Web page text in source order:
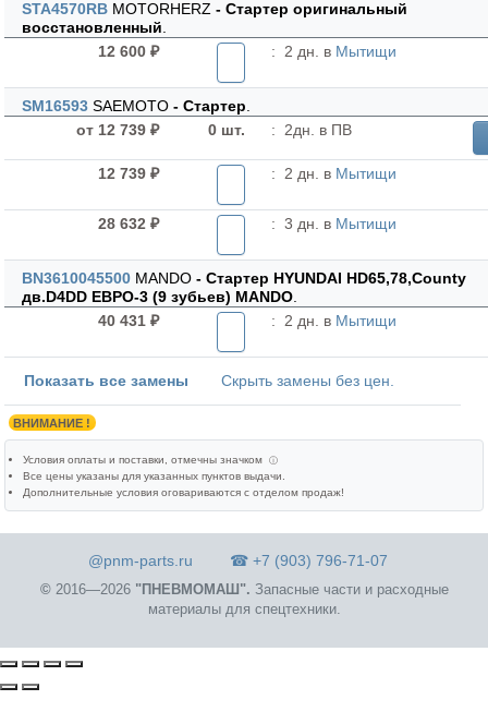
STA4570RB MOTORHERZ - Стартер оригинальный
восстановленный
12 600 ₽
: 2 дн. в Мытищи
SM16593 SAEMOTO - Стартер
от 12 739 ₽
0 шт. : 2дн. в ПВ
12 739 ₽ : 2 дн. в Мытищи
28 632 ₽ : 3 дн. в Мытищи
BN3610045500 MANDO - Стартер HYUNDAI HD65,78,County
дв.D4DD ЕВРО-3 (9 зубьев) MANDO
40 431 ₽
: 2 дн. в Мытищи
Показать все замены Скрыть замены без цен.
ВНИМАНИЕ !
Условия оплаты и поставки , отмечны значком ⓘ
Все цены указаны для указанных пунктов выдачи
Дополнительные условия оговариваются с отделом продаж!
@pnm-parts.ru ☎ +7 (903) 796-71-07
©2016—2026 "ПНЕВМОМАШ". Запасные части и расходные
материалы для спецтехники.